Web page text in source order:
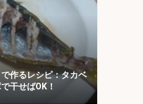
作るレシピ：タカベ
干せばOK！